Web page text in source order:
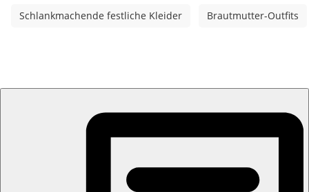
Schlankmachende festliche Kleider Brautmutter-Outfits